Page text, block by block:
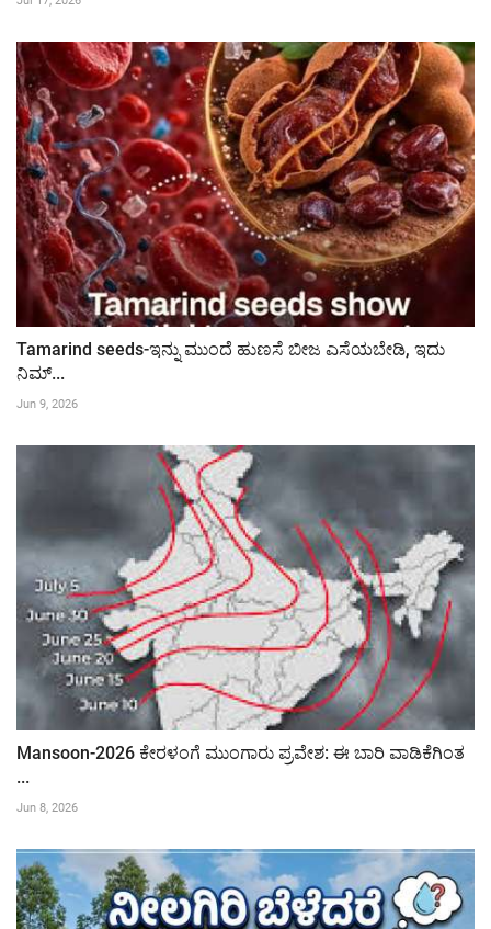
Tamarind seeds-ಇನ್ನು ಮುಂದೆ ಹುಣಸೆ ಬೀಜ ಎಸೆಯಬೇಡಿ, ಇದು
ನಿಮ್...
Jun 9, 2026
Mansoon-2026 ಕೇರಳಂಗೆ ಮುಂಗಾರು ಪ್ರವೇಶ: ಈ ಬಾರಿ ವಾಡಿಕೆಗಿಂತ
...
Jun 8, 2026